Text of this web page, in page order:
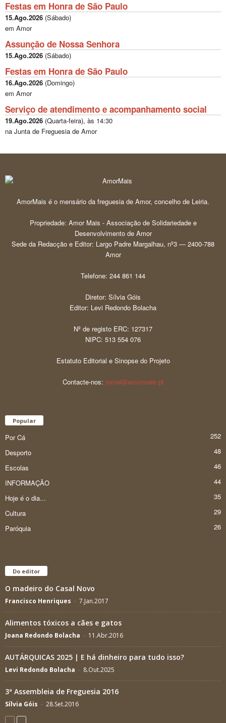
Festas em Honra de São Paulo
15.Ago.2026 (Sábado)
em Amor
Assunção de Nossa Senhora
15.Ago.2026 (Sábado)
Festas em Honra de São Paulo
16.Ago.2026 (Domingo)
em Amor
Serviço de atendimento e acompanhamento social
19.Ago.2026 (Quarta-feira), às 14:30
na Junta de Freguesia de Amor
AmorMais é o mensário da freguesia de Amor, concelho de Leiria.
Propriedade: Amor Mais - Associação de Solidariedade e
Desenvolvimento de Amor
Sede da Redacção e Editor: Largo Padre Margalhau, nº3 — 2400-788
Amor
Telefone: 244 861 144
Diretor: Sílvia Góis
Editor: Levi Redondo Bolacha
Nº de registo ERC: 127317
NIPC: 513 554 076
Estatuto Editorial e Sinopse do Projeto
Contacte-nos: jornal@amormais.pt
Popular
Por Cá
252
Desporto
48
Escolas
46
INFORMAÇÃO
44
Hoje é o dia...
35
Cultura
29
Paróquia
26
Do editor
O madeiro do Casal Novo
Francisco Henriques - 7.Jan.2017
Alimentos tóxicos a cães e gatos
Joana Redondo Bolacha - 11.Abr.2016
AUTÁRQUICAS 2025 | E há dinheiro para tudo isso?
Levi Redondo Bolacha - 8.Out.2025
3ª Assembleia de Freguesia 2016
Sílvia Góis - 28.Set.2016